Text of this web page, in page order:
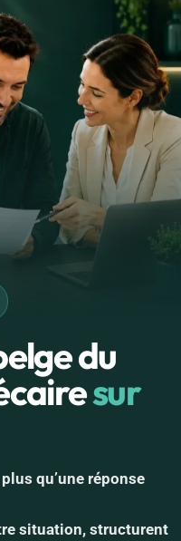
du
sur
qu’une réponse
situation, structurent